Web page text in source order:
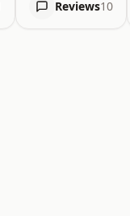
Reviews10